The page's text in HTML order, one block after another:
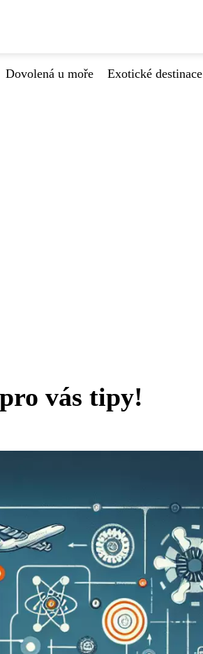
Dovolená u moře Exotické destinace
vás tipy!